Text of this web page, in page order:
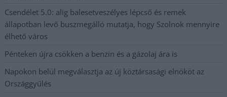
Csendélet 5.0: alig balesetveszélyes lépcső és remek
állapotban levő buszmegálló mutatja, hogy Szolnok mennyire
élhető város
Pénteken újra csökken a benzin és a gázolaj ára is
Napokon belül megválasztja az új köztársasági elnököt az
Országgyűlés